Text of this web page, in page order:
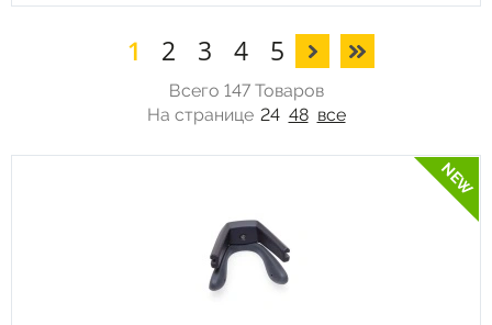
1 2 3 4 5
Всего 147 Товаров
На странице 24 48 все
NEW